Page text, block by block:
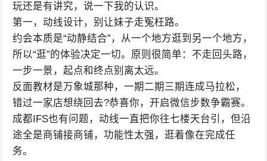
玩还是有讲究，说一下我的认识。
第一，动线设计，别让妹子走冤枉路。
约会本质是“动静结合”，从一个地方逛到另一个地方，
所以“逛”的体验决定一切。原则很简单：不走回头路，
一步一景，起点和终点别离太远。
反面教材是万象城那种，一期二期三期连成马拉松，
错过一家店想绕回去?恭喜你，开启微信步数争霸赛。
成都IFS也有问题，动线一直把你往七楼天台引，但沿
途全是商铺接商铺，功能性太强，逛着像在完成任
务。